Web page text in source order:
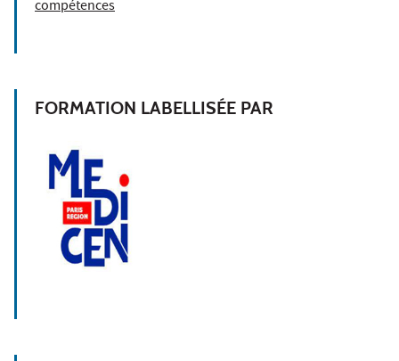
compétences
FORMATION LABELLISÉE PAR